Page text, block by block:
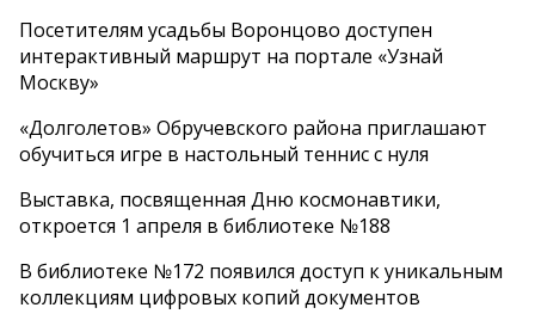
Посетителям усадьбы Воронцово доступен
интерактивный маршрут на портале «Узнай
Москву»
«Долголетов» Обручевского района приглашают
обучиться игре в настольный теннис с нуля
Выставка, посвященная Дню космонавтики,
откроется 1 апреля в библиотеке №188
В библиотеке №172 появился доступ к уникальным
коллекциям цифровых копий документов